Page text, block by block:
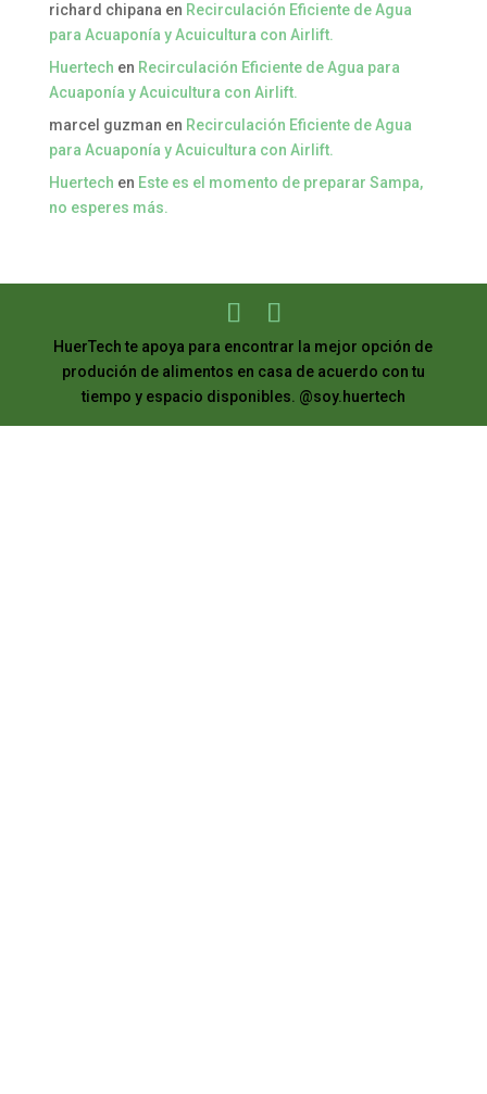
richard chipana en Recirculación Eficiente de Agua
para Acuaponía y Acuicultura con Airlift.
Huertech en Recirculación Eficiente de Agua para
Acuaponía y Acuicultura con Airlift.
marcel guzman en Recirculación Eficiente de Agua
para Acuaponía y Acuicultura con Airlift.
Huertech en Este es el momento de preparar Sampa,
no esperes más.
HuerTech te apoya para encontrar la mejor opción de
produción de alimentos en casa de acuerdo con tu
tiempo y espacio disponibles. @soy.huertech